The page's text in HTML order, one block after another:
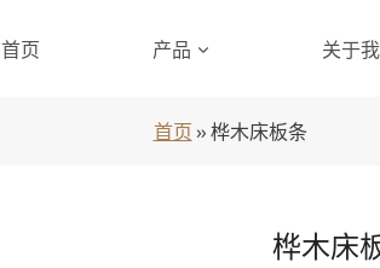
首页 产品 关于
首页»桦木床板条
桦木床